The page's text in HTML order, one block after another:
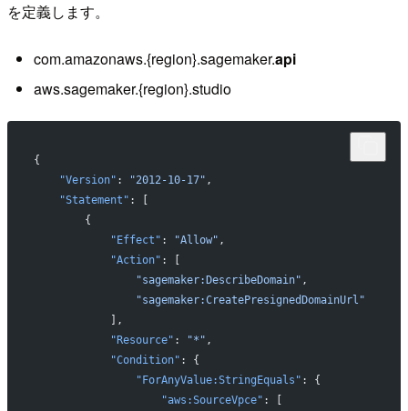
を定義します。
com.amazonaws.{region}.sagemaker.api
aws.sagemaker.{region}.studio
{
    "Version"
: "2012-10-17" ,
    "Statement"
: [
        {
            "Effect"
: "Allow" ,
            "Action"
: [
                "sagemaker:DescribeDomain"
,
                "sagemaker:CreatePresignedDomainUrl"
            ],
            "Resource"
: "*" ,
            "Condition"
: {
                "ForAnyValue:StringEquals"
: {
                    "aws:SourceVpce"
: [